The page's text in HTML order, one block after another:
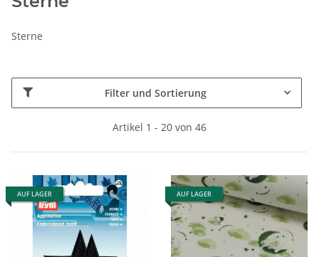
Sterne
Filter und Sortierung
Artikel 1 - 20 von 46
AUF LAGER AUF LAGER